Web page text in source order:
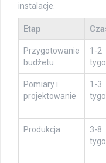
instalacje.
Etap
Przygotowanie
budżetu
1-2
Pomiary i
projektowanie
1-3
Produkcja
3-8